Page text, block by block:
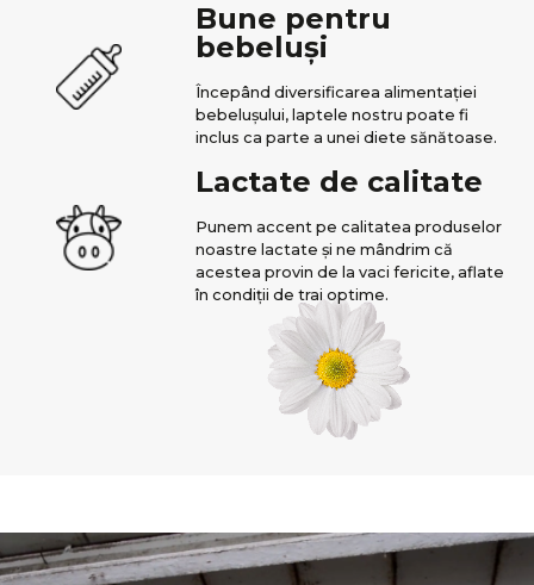
Bune pentru
bebeluși
Începând diversificarea alimentației
bebelușului, laptele nostru poate fi
inclus ca parte a unei diete sănătoase.
Lactate de calitate
Punem accent pe calitatea produselor
noastre lactate și ne mândrim că
acestea provin de la vaci fericite, aflate
în condiții de trai optime.